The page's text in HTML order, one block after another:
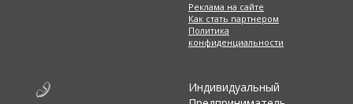
Реклама на сайте
Как стать партнером
Политика
конфиденциальности
Индивидуальный